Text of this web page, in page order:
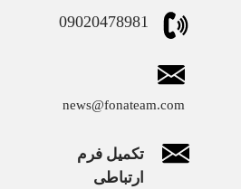
09020478981
news@fonateam.com
تکمیل فرم
ارتباطی